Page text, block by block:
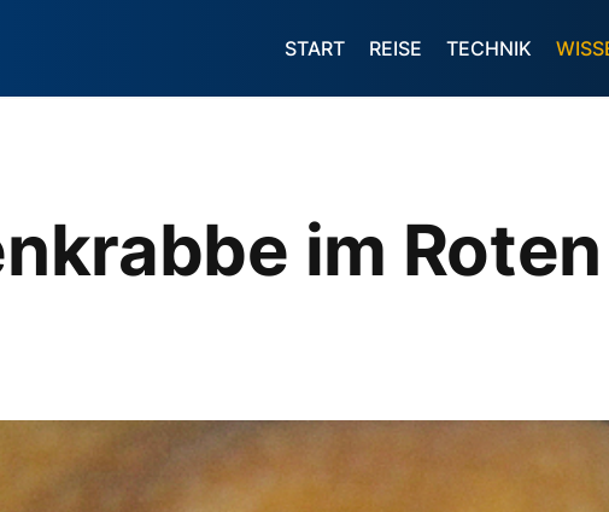
START REISE TECHNIK
im